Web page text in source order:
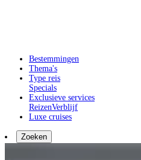
Bestemmingen
Thema's
Type reis
Specials
Exclusieve services
ReizenVerblijf
Luxe cruises
Zoeken